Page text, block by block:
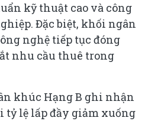
kỹ thuật cao và công
Đặc biệt, khối ngân
nghệ tiếp tục đóng
nhu cầu thuê trong
khúc Hạng B ghi nhận
lệ lấp đầy giảm xuống